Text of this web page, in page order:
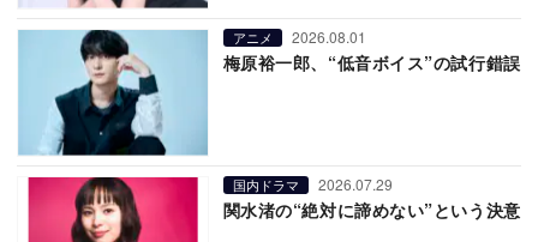
アニメ 2026.08.01
梅原裕一郎、“低音ボイス”の試行錯誤
国内ドラマ 2026.07.29
関水渚の“絶対に諦めない”という決意